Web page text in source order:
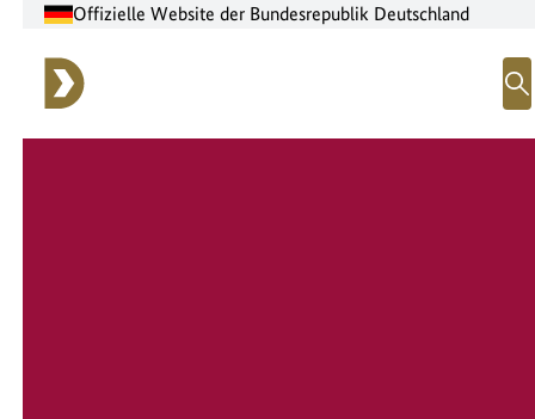
Offizielle Website der Bundesrepublik Deutschland